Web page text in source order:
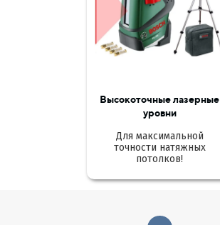
Высокоточные лазерные
уровни
Для максимальной
точности натяжных
потолков!